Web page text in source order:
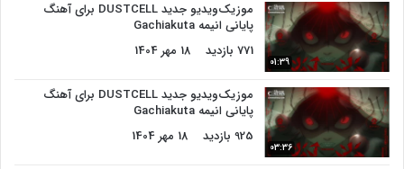
01:39
موزیک‌ویدیو جدید DUSTCELL برای آهنگ
پایانی انیمه Gachiakuta
771 بازدید
18 مهر 1404
03:36
موزیک‌ویدیو جدید DUSTCELL برای آهنگ
پایانی انیمه Gachiakuta
925 بازدید
18 مهر 1404